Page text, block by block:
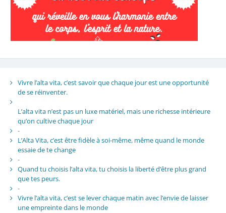
Vivre l’alta vita, c’est savoir que chaque jour est une opportunité
de se réinventer.
L’alta vita n’est pas un luxe matériel, mais une richesse intérieure
qu’on cultive chaque jour
-
L’Alta Vita, c’est être fidèle à soi-même, même quand le monde
essaie de te change
-
Quand tu choisis l’alta vita, tu choisis la liberté d’être plus grand
que tes peurs.
-
Vivre l’alta vita, c’est se lever chaque matin avec l’envie de laisser
une empreinte dans le monde